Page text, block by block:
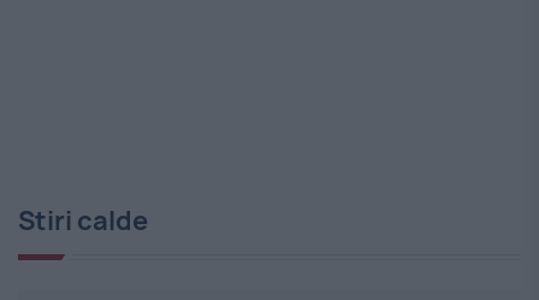
Stiri calde